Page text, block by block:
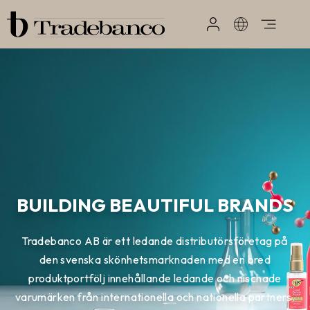
BUILDING BEAUTIFUL BRANDS
Tradebanco AB är ett ledande distributörsföretag på
den svenska skönhetsmarknaden med en bred
produktportfölj innehållande ledande och nischade
varumärken från internationella och nationella partners.